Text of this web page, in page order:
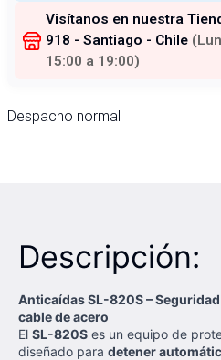
Visítanos en nuestra
918 - Santiago - Chile (
15:00 a 19:00)
Despacho normal
Descripción:
Anticaídas SL-820S –
cable de acero
El SL-820S es un equipo de
diseñado para detener